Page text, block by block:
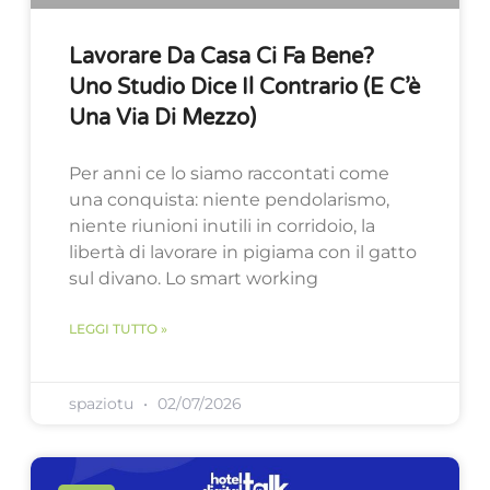
Lavorare Da Casa Ci Fa Bene?
Uno Studio Dice Il Contrario (e C’è
Una Via Di Mezzo)
Per anni ce lo siamo raccontati come
una conquista: niente pendolarismo,
niente riunioni inutili in corridoio, la
libertà di lavorare in pigiama con il gatto
sul divano. Lo smart working
LEGGI TUTTO »
spaziotu 02/07/2026